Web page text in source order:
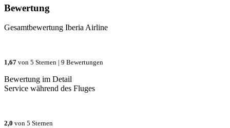
Bewertung
Gesamtbewertung Iberia Airline
1,67 von 5 Sternen | 9 Bewertungen
Bewertung im Detail
Service während des Fluges
2,0 von 5 Sternen